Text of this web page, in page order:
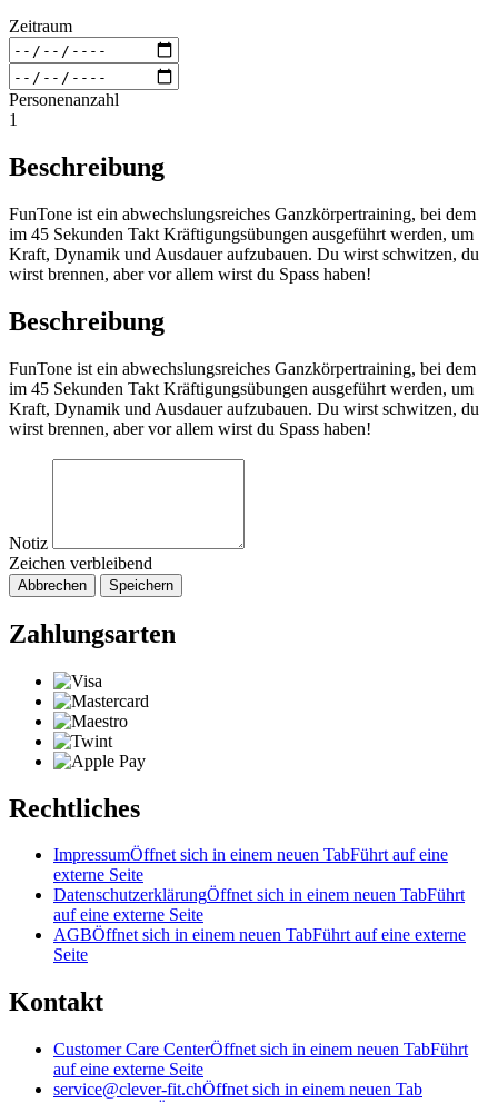
Zeitraum
Personenanzahl
1
Beschreibung
FunTone ist ein abwechslungsreiches Ganzkörpertraining, bei dem
im 45 Sekunden Takt Kräftigungsübungen ausgeführt werden, um
Kraft, Dynamik und Ausdauer aufzubauen. Du wirst schwitzen, du
wirst brennen, aber vor allem wirst du Spass haben!
Beschreibung
FunTone ist ein abwechslungsreiches Ganzkörpertraining, bei dem
im 45 Sekunden Takt Kräftigungsübungen ausgeführt werden, um
Kraft, Dynamik und Ausdauer aufzubauen. Du wirst schwitzen, du
wirst brennen, aber vor allem wirst du Spass haben!
Notiz
Zeichen verbleibend
Abbrechen Speichern
Zahlungsarten
Rechtliches
ImpressumÖffnet sich in einem neuen TabFührt auf eine
externe Seite
DatenschutzerklärungÖffnet sich in einem neuen TabFührt
auf eine externe Seite
AGBÖffnet sich in einem neuen TabFührt auf eine externe
Seite
Kontakt
Customer Care CenterÖffnet sich in einem neuen TabFührt
auf eine externe Seite
service@clever-fit.chÖffnet sich in einem neuen Tab